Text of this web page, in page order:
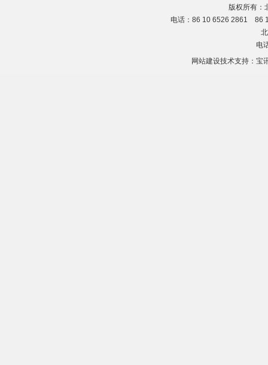
版权所有：
电话：86 10 6526 2861 86
电
网站建设技术支持： 宝